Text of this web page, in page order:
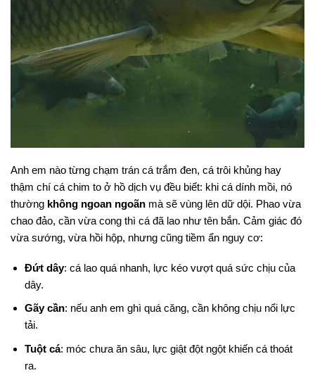
Anh em nào từng chạm trán cá trắm đen, cá trôi khủng hay
thậm chí cá chim to ở hồ dịch vụ đều biết: khi cá dính mồi, nó
thường không ngoan ngoãn mà sẽ vùng lên dữ dội. Phao vừa
chao đảo, cần vừa cong thì cá đã lao như tên bắn. Cảm giác đó
vừa sướng, vừa hồi hộp, nhưng cũng tiềm ẩn nguy cơ:
Đứt dây: cá lao quá nhanh, lực kéo vượt quá sức chịu của
dây.
Gãy cần: nếu anh em ghì quá căng, cần không chịu nổi lực
tải.
Tuột cá: móc chưa ăn sâu, lực giật đột ngột khiến cá thoát
ra.